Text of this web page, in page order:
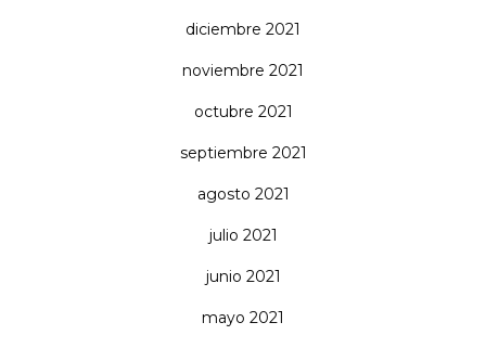
diciembre 2021
noviembre 2021
octubre 2021
septiembre 2021
agosto 2021
julio 2021
junio 2021
mayo 2021